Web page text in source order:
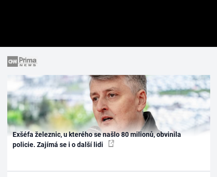
Exšéfa železnic, u kterého se našlo 80 milionů, obvinila
policie. Zajímá se i o další lidi